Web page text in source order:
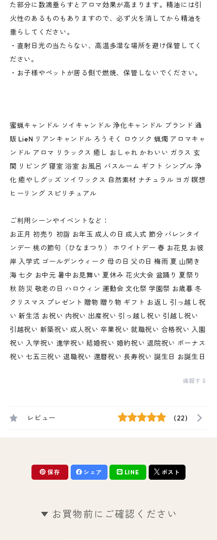
た部分に数滴垂らすとアロマ効果が高まります。精油には引
火性のあるものもありますので、必ず火を消してから精油を
垂らしてください。
・直射日光の当たらない、高温多湿な場所を避け保管してく
ださい。
・お子様やペットが居る側で燃焼、保管しないでください。
蜜蝋キャンドル ソイキャンドル 浄化キャンドル ブランド 通
販 LieN リアンキャンドル ろうそく ロウソク 蝋燭 アロマキャ
ンドル アロマ リラックス 癒し おしゃれ かわいい ガラス 玄
関 リビング 寝室 浴室 お風呂 バスルーム ギフト シンプル 浄
化 癒やしグッズ ソイワックス 自然素材 ナチュラル ヨガ 瞑想
ヒーリング スピリチュアル
ご利用シーンやイベントなど：
お正月 初売り 初詣 お年玉 成人の日 成人式 節分 バレンタイ
ンデー 桃の節句（ひなまつり） ホワイトデー 春 お花見 お彼
岸 入学式 ゴールデンウィーク 母の日 父の日 梅雨 夏 山開き
海 七夕 お中元 暑中お見舞い 夏休み 花火大会 盆踊り 夏祭り
秋 防災 敬老の日 ハロウィン 運動会 文化祭 学園祭 お歳暮 冬
クリスマス プレゼント 贈物 贈り物 ギフト お返し 引っ越し祝
い 新生活 お祝い 内祝い 出産祝い 引っ越し祝い 引越し祝い
引越祝い 新築祝い 成人祝い 卒業祝い 就職祝い 合格祝い 入園
祝い 入学祝い 進学祝い 結婚祝い 婚約祝い 退院祝い ボーナス
祝い 七五三祝い 退職祝い 還暦祝い 長寿祝い 誕生日 お誕生日
通報する
レビュー (22)
保存 シェア LINE ポスト
お買物前にご確認ください